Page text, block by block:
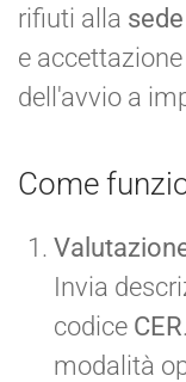
rifiuti alla
e
dell'avvio a
Come
Invia
codice CER
modalità